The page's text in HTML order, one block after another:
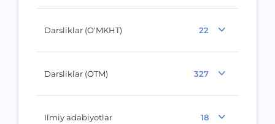
Darsliklar (O‘MKHT) 22
Darsliklar (OTM) 327
Ilmiy adabiyotlar 18